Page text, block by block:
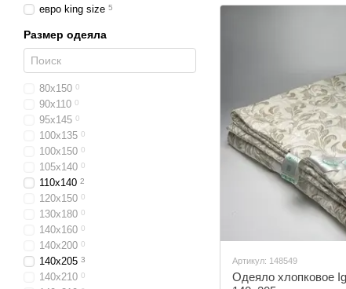
Артикул: 148549
Одеяло хлопковое
евро king size 5
Размер одеяла
80x150 0
90x110 0
95x145 0
100x135 0
100x150 0
105x140 0
110x140 2
120x150 0
130x180 0
140x160 0
140x200 0
140x205 3
140x210 0